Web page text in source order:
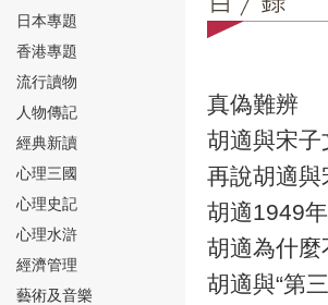
⑭
⑮
日本專題
香港專題
流行讀物
人物傳記
經典新讀
心理三國
心理史記
心理水滸
經濟管理
藝術及音樂
真偽難辨
胡適與宋子
再說胡適與
胡適1949
胡適為什
胡適與“第